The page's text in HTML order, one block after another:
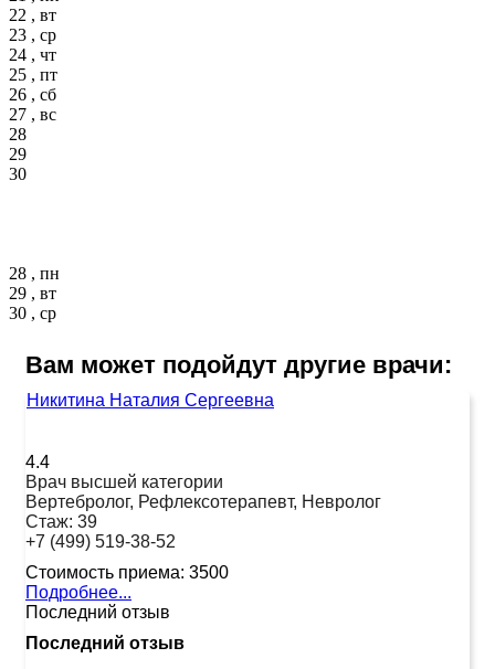
22 , вт
23 , ср
24 , чт
25 , пт
26 , сб
27 , вс
28
29
30
28 , пн
29 , вт
30 , ср
Вам может подойдут другие врачи:
Никитина Наталия Сергеевна
4.4
Врач высшей категории
Вертебролог, Рефлексотерапевт, Невролог
Стаж: 39
+7 (499) 519-38-52
Стоимость приема: 3500
Подробнее...
Последний отзыв
Последний отзыв